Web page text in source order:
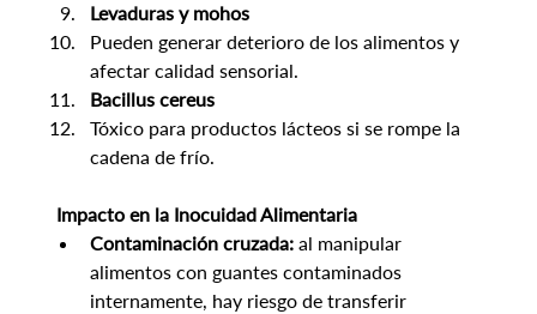
Levaduras y mohos
Pueden generar deterioro de los alimentos y
afectar calidad sensorial.
Bacillus cereus
Tóxico para productos lácteos si se rompe la
cadena de frío.
Impacto en la Inocuidad Alimentaria
Contaminación cruzada: al manipular
alimentos con guantes contaminados
internamente, hay riesgo de transferir